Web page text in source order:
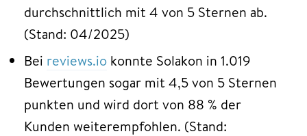
durchschnittlich mit 4 von 5 Sternen ab.
(Stand: 04/2025)
Bei reviews.io konnte Solakon in 1.019
Bewertungen sogar mit 4,5 von 5 Sternen
punkten und wird dort von 88 % der
Kunden weiterempfohlen. (Stand: